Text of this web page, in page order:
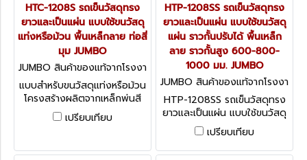
HTC-1208S รถเข็นวัสดุทรง
ยาวและเป็นแผ่น แบบใช้ขนวัสดุ
แท่งหรือม้วน พื้นเหล็กลาย ท่อสี่
มุม JUMBO
JUMBO สินค้าของแท้จากโรงงา
นผู้ผลิต HTC-1208S
แบบสำหรับขนวัสดุแท่งหรือม้วน
โครงสร้างผลิตจากเหล็กพ่นสี
ล้อ PU
เปรียบเทียบ
HTP-1208SS รถเข็นวัสดุทรง
ยาวและเป็นแผ่น แบบใช้ขนวัสดุ
แผ่น ราวกั้นปรับได้ พื้นเหล็ก
ลาย ราวกั้นสูง 600-800-
1000 มม. JUMBO
JUMBO สินค้าของแท้จากโรงงา
นผู้ผลิต HTP-1208SS
HTP-1208SS รถเข็นวัสดุทรง
ยาวและเป็นแผ่น แบบใช้ขนวัสดุ
แผ่น ราวกั้นปรับได้ พื้นเหล็กลาย
ราวกั้นสูง 600-800-1000
มม. JUMBO
เปรียบเทียบ